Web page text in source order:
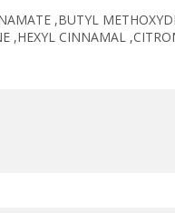
,BUTYL
,HEXYL CINNAMAL